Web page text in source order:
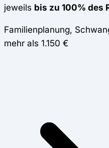
jeweils bis zu 100% des
Familienplanung,
mehr als 1.150 €